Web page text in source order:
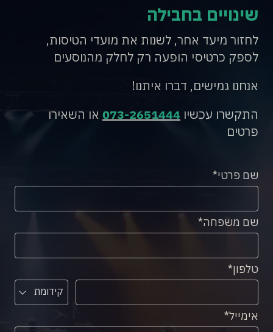
שינויים בחבילה
לחזור מיעד אחר, לשנות את מועדי הטיסות,
לספק כרטיסי הופעה רק לחלק מהנוסעים
אנחנו גמישים, דברו איתנו!
התקשרו עכשיו 073-2651444 או השאירו
פרטים
שם פרטי
שם משפחה
טלפון
קידומת
אימייל